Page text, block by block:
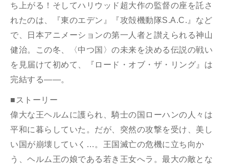
ち上がる！そしてハリウッド超大作の監督の座を託さ
れたのは、『東のエデン』『攻殻機動隊S.A.C.』など
で、日本アニメーションの第一人者と讃えられる神山
健治。この冬、〈中つ国〉の未来を決める伝説の戦い
を見届けて初めて、『ロード・オブ・ザ・リング』は
完結する――。
■ストーリー
偉大な王ヘルムに護られ、騎士の国ローハンの人々は
平和に暮らしていた。だが、突然の攻撃を受け、美し
い国が崩壊していく…。王国滅亡の危機に立ち向か
う、ヘルム王の娘である若き王女へラ。最大の敵とな